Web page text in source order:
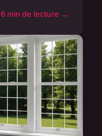
6 min de lecture →